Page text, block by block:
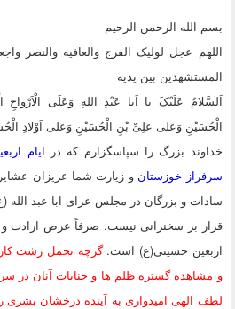
بسم الله الرحمن الرحیم
اللهم عجل لولیک الفرج والعافیه والنصر
المستشهدین بین یدیه
اَلسَّلامُ عَلَیْکَ یا اَبا عَبْدِ اللهِ وَعَلَى
الْحُسَیْنِ وَعَلى عَلِىِّ بْنِ الْحُسَیْنِ وَعَلى اَوْلادِ
خداوند بزرگ را سپاسگزارم که در ایام
سرفراز خوزستانو زیارت شما عزیزان
سادات و بزرگان در مجلس عزای ابا عبد الله
قرار بر سخنرانی نیست. صرفاً عرض ارادت
اربعین حسینی(ع) است.گرچه تحمل زشت
و مشاهده گستره ظلم ها و جنایات آنان
لطف الهی امیدواری به آینده درخشان